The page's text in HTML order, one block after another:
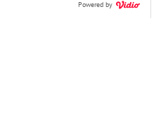
Powered by